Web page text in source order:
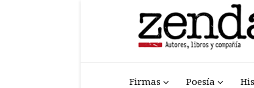
Firmas Poesía